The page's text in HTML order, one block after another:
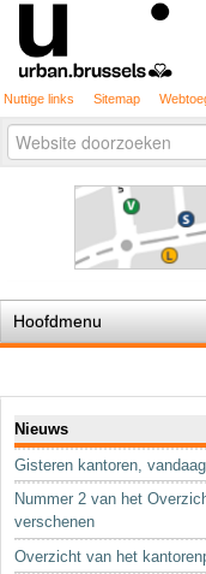
Nuttige links Sitemap
Zoek
Geavanceerd
zoeken...
Hoofdmenu
De spelregels
Stedenbouwkundige
Cartografie
Studies en publicaties
Sleutelwoorden
Nieuws
Gisteren kantoren,
Nummer 2 van het
verschenen
Overzicht van het